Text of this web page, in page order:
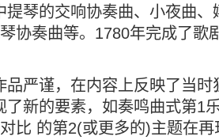
提琴的交响协奏曲、小夜曲、
协奏曲等。1780年完成了歌
品严谨，在内容上反映了当时
了新的要素，如奏鸣曲式第1
比 的第2(或更多的)主题在